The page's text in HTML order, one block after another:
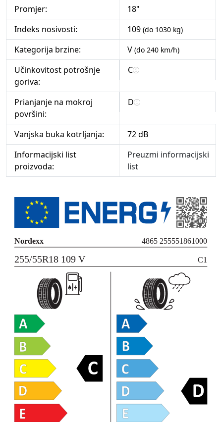
Promjer:
18"
Indeks nosivosti:
109 (do 1030 kg)
Kategorija brzine: V (do 240 km/h)
Učinkovitost potrošnje
goriva:
C
Prianjanje na mokroj
površini:
D
Vanjska buka kotrljanja:
72 dB
Informacijski list
proizvoda:
Preuzmi informacijski
list